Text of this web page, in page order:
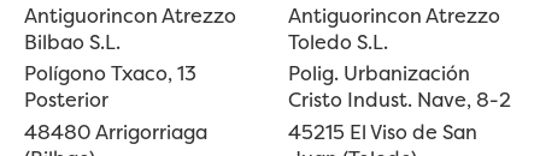
Antiguorincon Atrezzo
Bilbao S.L.
Polígono Txaco, 13
Posterior
48480 Arrigorriaga
Antiguorincon Atrezzo
Toledo S.L.
Polig. Urbanización
Cristo Indust. Nave, 8-2
45215 El Viso de San